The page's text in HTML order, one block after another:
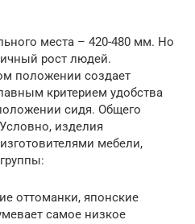
места – 420-480 мм. Но
рост людей.
положении создает
критерием удобства
сидя. Общего
изделия
мебели,
оттоманки, японские
самое низкое